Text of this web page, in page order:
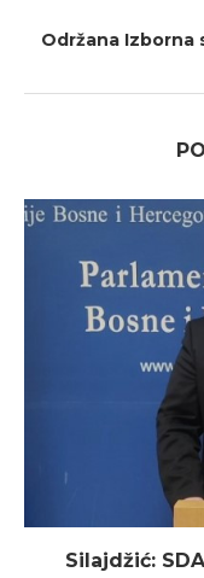
Održana Izborna
Silajdžić: